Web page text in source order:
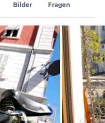
Bilder Fragen
vom